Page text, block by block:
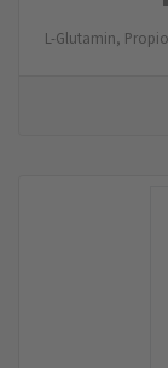
L-Glutamin,